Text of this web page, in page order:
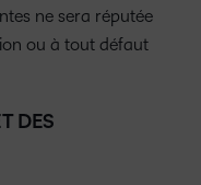
ne sera réputée
ou à tout défaut
DES